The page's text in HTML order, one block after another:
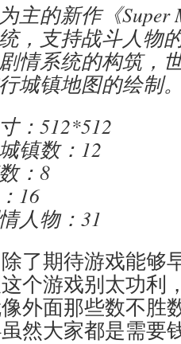
主的新作《Super
，支持战斗人物
情系统的构筑，
城镇地图的绘制
：512*512
镇数：12
：8
16
人物：31
了期待游戏能够
个游戏别太功利
外面那些数不胜
然大家都是需要